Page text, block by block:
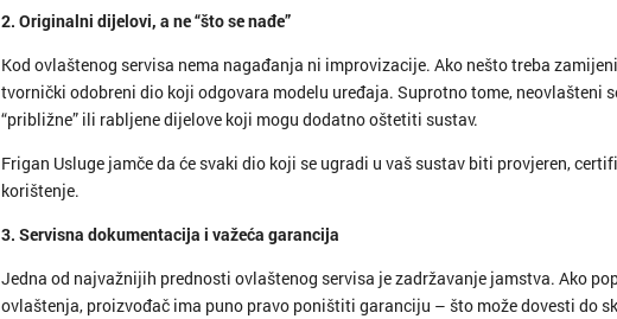
2. Originalni dijelovi, a ne “što se nađe”
Kod ovlaštenog servisa nema nagađanja ni improvizacije. Ako nešto treba
tvornički odobreni dio koji odgovara modelu uređaja. Suprotno tome, neovlašteni
“približne” ili rabljene dijelove koji mogu dodatno oštetiti sustav.
Frigan Usluge jamče da će svaki dio koji se ugradi u vaš sustav biti provjeren,
korištenje.
3. Servisna dokumentacija i važeća garancija
Jedna od najvažnijih prednosti ovlaštenog servisa je zadržavanje jamstva. Ako
ovlaštenja, proizvođač ima puno pravo poništiti garanciju – što može dovesti do